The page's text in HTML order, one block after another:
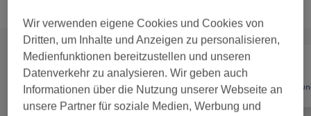
Alle Nägel
Wir verwenden eigene Cookies und Cookies von
Dritten, um Inhalte und Anzeigen zu personalisieren,
Medienfunktionen bereitzustellen und unseren
Datenverkehr zu analysieren. Wir geben auch
Informationen über die Nutzung unserer Webseite an
unsere Partner für soziale Medien, Werbung und